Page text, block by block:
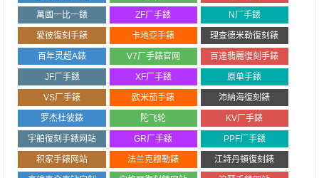
萬國一比一錶 ZF厂手錶 N厂手錶
愛彼復刻手錶 卡地亞手錶 理查德米勒復刻錶
百年灵超A錶 V7厂手錶官网 百達翡麗復刻手錶
JF厂手錶 XF厂手錶 原单手錶
VS厂手錶 欧米茄手錶 沛納海復刻錶
罗杰杜彼錶 陀飞轮 KV厂手錶
宇舶復刻手錶网站 GR厂手錶 PPF厂手錶
积家手錶网站 法兰克穆勒錶 江詩丹頓復刻錶